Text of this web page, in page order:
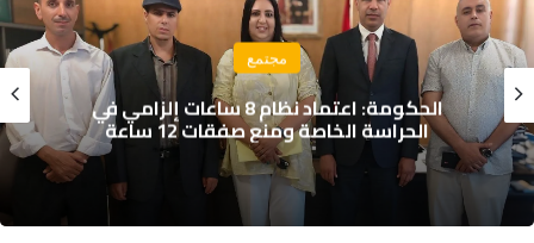
مجتمع
الحكومة: اعتماد نظام 8 ساعات إلزامي في
الحراسة الخاصة ومنع صفقات 12 ساعة